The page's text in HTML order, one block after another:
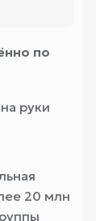
по
руки
20 млн